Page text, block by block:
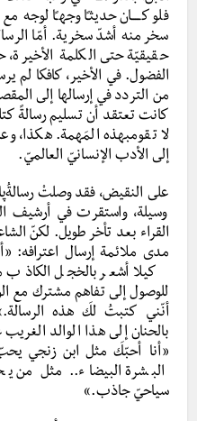
فلو كـــــان حديثـًا وجهـًا لوجه
سخر منه أشدّ سخرية. أمّا
حقيقيّة حتى الكلمة الأخيرة،
الفضول. في الأخير، كافكا لم
من التردد في إرسالها إلى
كانت تعتقد أن تسليم رسالةً
لا تقومبهذه المَهمة. هكذا،
إلى الأدب الإنسانيّ العالميّ.
على النقيض، فقد وصلتْ
وسيلة، واستقرت في أرشيف
القراء بعد تأخر طويل. لكنّ
مدى ملائمة إرسال اعترافه:
كيلا أشعر بالخجل الكاذب
للوصول إلى تفاهم مشترك مع
أنّني كتبتُ لكَ هذه
بالحنان إلى هذا الوالد
«أنا أحبّكَ مثل ابن زنجي
البشرة البيضاء.. مثل من
سياحيّ جاذب.»